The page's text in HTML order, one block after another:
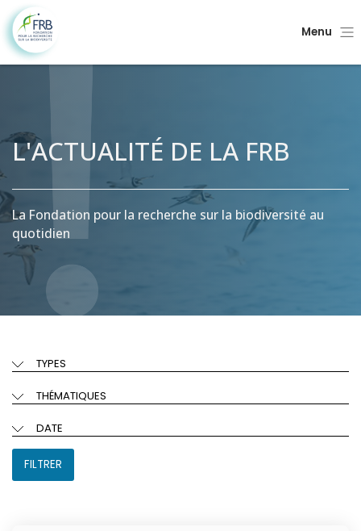
Menu
L'ACTUALITÉ DE LA FRB
La Fondation pour la recherche sur la biodiversité au
quotidien
TYPES
THÉMATIQUES
DATE
FILTRER